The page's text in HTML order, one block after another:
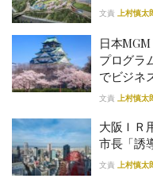
文責 上村慎太
日本
プログ
でビジネ
文責 上村慎太
大阪ＩＲ
市長「誘
文責 上村慎太